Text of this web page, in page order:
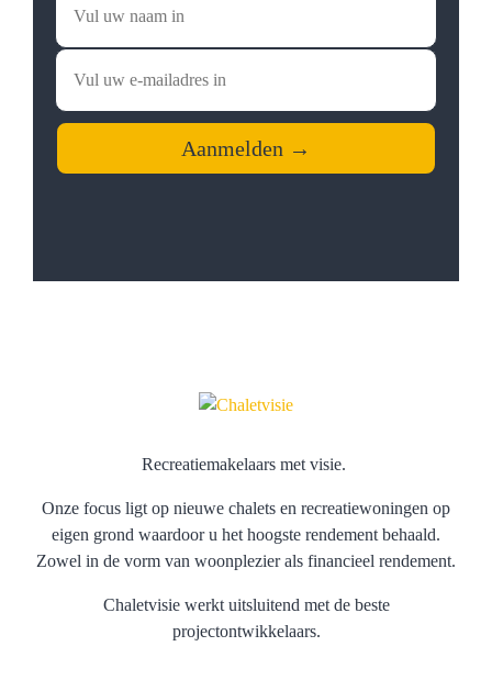
Recreatiemakelaars met visie.
Onze focus ligt op nieuwe chalets en recreatiewoningen op
eigen grond waardoor u het hoogste rendement behaald.
Zowel in de vorm van woonplezier als financieel rendement.
Chaletvisie werkt uitsluitend met de beste
projectontwikkelaars.